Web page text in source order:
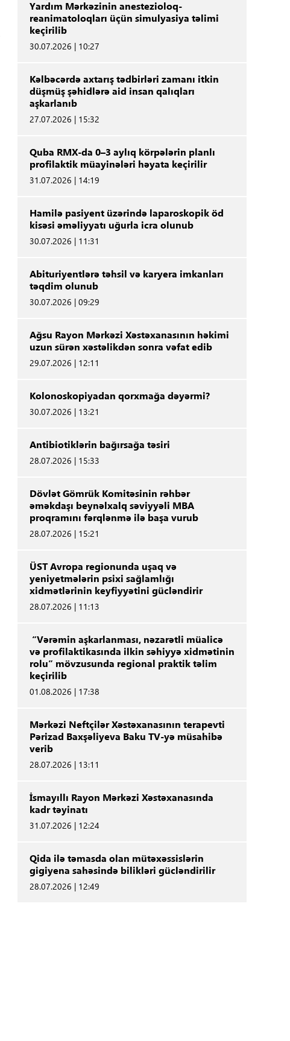
Yardım Mərkəzinin anestezioloq-
reanimatoloqları üçün simulyasiya təlimi
keçirilib
30.07.2026 | 10:27
Kəlbəcərdə axtarış tədbirləri zamanı itkin
düşmüş şəhidlərə aid insan qalıqları
aşkarlanıb
27.07.2026 | 15:32
Quba RMX-da 0–3 aylıq körpələrin planlı
profilaktik müayinələri həyata keçirilir
31.07.2026 | 14:19
Hamilə pasiyent üzərində laparoskopik öd
kisəsi əməliyyatı uğurla icra olunub
30.07.2026 | 11:31
Abituriyentlərə təhsil və karyera imkanları
təqdim olunub
30.07.2026 | 09:29
Ağsu Rayon Mərkəzi Xəstəxanasının həkimi
uzun sürən xəstəlikdən sonra vəfat edib
29.07.2026 | 12:11
Kolonoskopiyadan qorxmağa dəyərmi?
30.07.2026 | 13:21
Antibiotiklərin bağırsağa təsiri
28.07.2026 | 15:33
Dövlət Gömrük Komitəsinin rəhbər
əməkdaşı beynəlxalq səviyyəli MBA
proqramını fərqlənmə ilə başa vurub
28.07.2026 | 15:21
ÜST Avropa regionunda uşaq və
yeniyetmələrin psixi sağlamlığı
xidmətlərinin keyfiyyətini gücləndirir
28.07.2026 | 11:13
“Vərəmin aşkarlanması, nəzarətli müalicə
və profilaktikasında ilkin səhiyyə xidmətinin
rolu” mövzusunda regional praktik təlim
keçirilib
01.08.2026 | 17:38
Mərkəzi Neftçilər Xəstəxanasının terapevti
Pərizad Baxşəliyeva Baku TV-yə müsahibə
verib
28.07.2026 | 13:11
İsmayıllı Rayon Mərkəzi Xəstəxanasında
kadr təyinatı
31.07.2026 | 12:24
Qida ilə təmasda olan mütəxəssislərin
gigiyena sahəsində bilikləri gücləndirilir
28.07.2026 | 12:49